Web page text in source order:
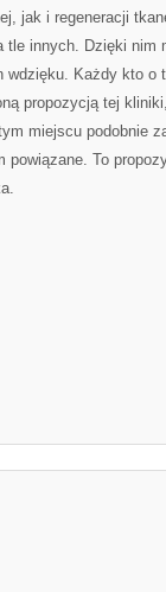
jak i regeneracji
innych. Dzięki nim
wdzięku. Każdy kto o
propozycją tej
miejscu podobnie
To